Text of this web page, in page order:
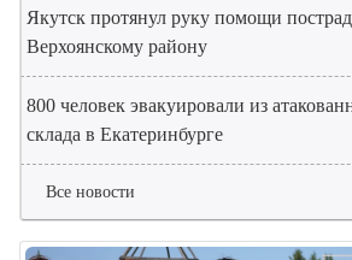
Якутск протянул руку помощи
Верхоянскому району
800 человек эвакуировали из
склада в Екатеринбурге
Все новости